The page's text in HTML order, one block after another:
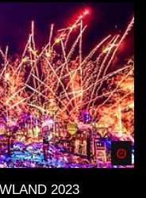
2023